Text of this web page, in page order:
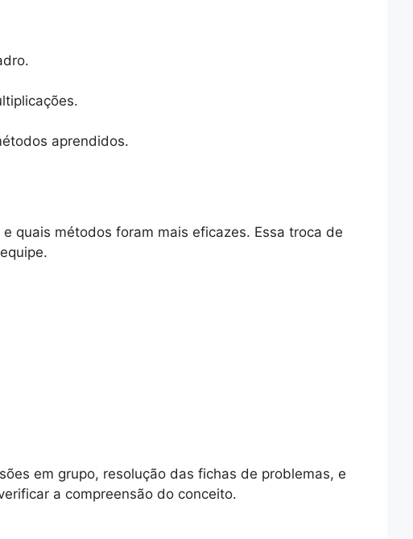
aprendidos.
quais métodos foram mais eficazes. Essa troca de
em grupo, resolução das fichas de problemas, e
a compreensão do conceito.